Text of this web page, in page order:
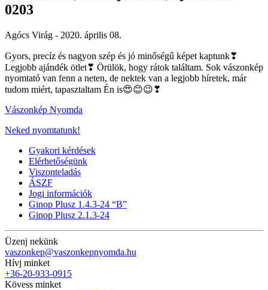
0203
Agócs Virág - 2020. április 08.
Gyors, precíz és nagyon szép és jó minőségű képet kaptunk❣
Legjobb ajándék ötlet❣ Örülök, hogy rátok találtam. Sok vászonkép
nyomtató van fenn a neten, de nektek van a legjobb híretek, már
tudom miért, tapasztaltam Én is😍😊😉❣
Vászonkép Nyomda
Neked nyomtatunk!
Gyakori kérdések
Elérhetőségünk
Viszonteladás
ÁSZF
Jogi információk
Ginop Plusz 1.4.3-24 “B”
Ginop Plusz 2.1.3-24
Üzenj nekünk
vaszonkep@vaszonkepnyomda.hu
Hívj minket
+36-20-933-0915
Kövess minket